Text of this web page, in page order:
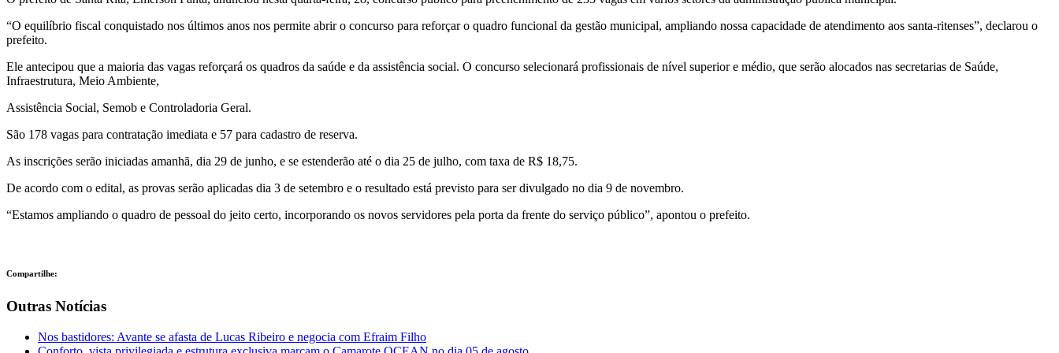
“O equilíbrio fiscal conquistado nos últimos anos nos permite abrir o concurso para reforçar o quadro funcional da gestão municipal, ampliando nossa capacidade de atendimento aos santa-ritenses”, declarou o
prefeito.
Ele antecipou que a maioria das vagas reforçará os quadros da saúde e da assistência social. O concurso selecionará profissionais de nível superior e médio, que serão alocados nas secretarias de Saúde,
Infraestrutura, Meio Ambiente,
Assistência Social, Semob e Controladoria Geral.
São 178 vagas para contratação imediata e 57 para cadastro de reserva.
As inscrições serão iniciadas amanhã, dia 29 de junho, e se estenderão até o dia 25 de julho, com taxa de R$ 18,75.
De acordo com o edital, as provas serão aplicadas dia 3 de setembro e o resultado está previsto para ser divulgado no dia 9 de novembro.
“Estamos ampliando o quadro de pessoal do jeito certo, incorporando os novos servidores pela porta da frente do serviço público”, apontou o prefeito.
Compartilhe:
Outras Notícias
Nos bastidores: Avante se afasta de Lucas Ribeiro e negocia com Efraim Filho